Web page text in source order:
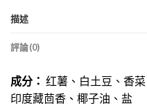
描述
評論(0)
成分： 红薯、白土豆、香
印度藏茴香、椰子油、盐